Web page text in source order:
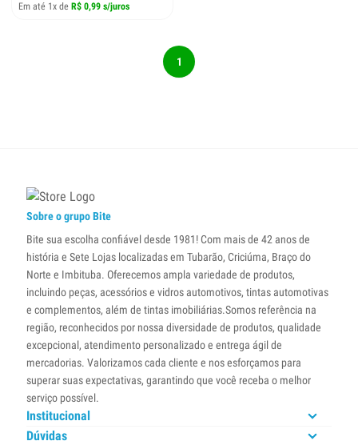
Em até 1x de R$ 0,99 s/juros
1
Sobre o grupo Bite
Bite sua escolha confiável desde 1981! Com mais de 42 anos de
história e Sete Lojas localizadas em Tubarão, Criciúma, Braço do
Norte e Imbituba. Oferecemos ampla variedade de produtos,
incluindo peças, acessórios e vidros automotivos, tintas automotivas
e complementos, além de tintas imobiliárias.Somos referência na
região, reconhecidos por nossa diversidade de produtos, qualidade
excepcional, atendimento personalizado e entrega ágil de
mercadorias. Valorizamos cada cliente e nos esforçamos para
superar suas expectativas, garantindo que você receba o melhor
serviço possível.
Institucional
Dúvidas